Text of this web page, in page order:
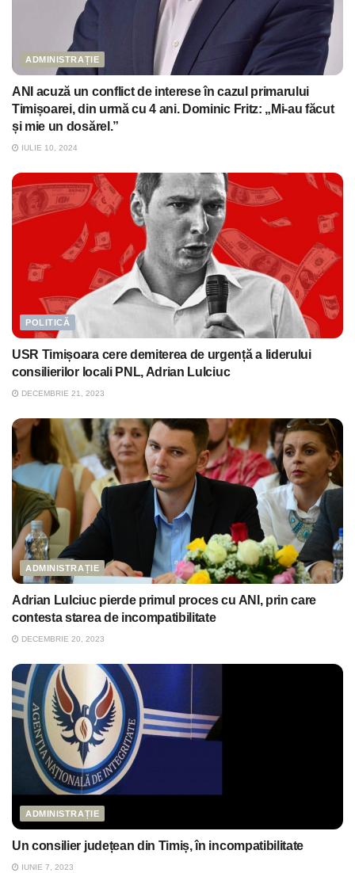
ADMINISTRAȚIE
ANI acuză un conflict de interese în cazul primarului
Timișoarei, din urmă cu 4 ani. Dominic Fritz: „Mi-au făcut
și mie un dosărel.”
IULIE 10, 2024
POLITICĂ
USR Timișoara cere demiterea de urgență a liderului
consilierilor locali PNL, Adrian Lulciuc
DECEMBRIE 21, 2023
ADMINISTRAȚIE
Adrian Lulciuc pierde primul proces cu ANI, prin care
contesta starea de incompatibilitate
DECEMBRIE 20, 2023
ADMINISTRAȚIE
Un consilier județean din Timiș, în incompatibilitate
IUNIE 7, 2023